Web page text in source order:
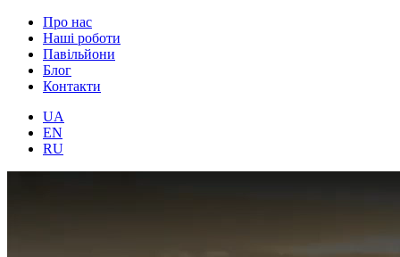
Про нас
Наші роботи
Павільйони
Блог
Контакти
UA
EN
RU